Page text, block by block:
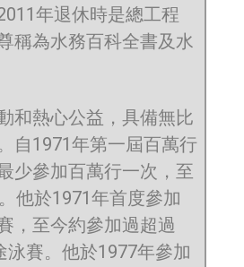
年退休時是總工程
稱為水務百科全書及水
和熱心公益，具備無比
自1971年第一屆百萬行
少參加百萬行一次，至
他於1971年首度參加
，至今約參加過超過
泳賽。他於1977年參加